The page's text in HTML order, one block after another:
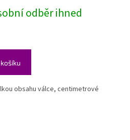
odběr ihned
obsahu válce, centimetrové